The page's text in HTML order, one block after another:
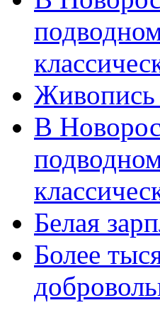
Живопись
В
Белая
Более